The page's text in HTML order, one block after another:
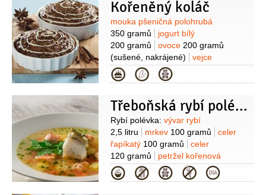
pečení)
Kořeněný koláč
Suroviny
mouka pšeničná polohrubá
350 gramů
jogurt bílý
200 gramů
ovoce 200 gramů
(sušené, nakrájené)
vejce
4 kusy
cukr moučkový
100 gramů
melasa
Hera)
kypřící prášek do pečiva
1 balíček
zázvor 1 lžíce
(čerstvý,
strouhaný)
Kategorie
Třeboňská rybí polévka
Suroviny
Rybí polévka: vývar rybí
2,5 litru
mrkev 100 gramů
celer
řapíkatý 100 gramů
celer
120 gramů
petržel kořenová
120 gramů
cibule 200 gramů
150 gramů
mouka pšeničná hladká
Kategorie